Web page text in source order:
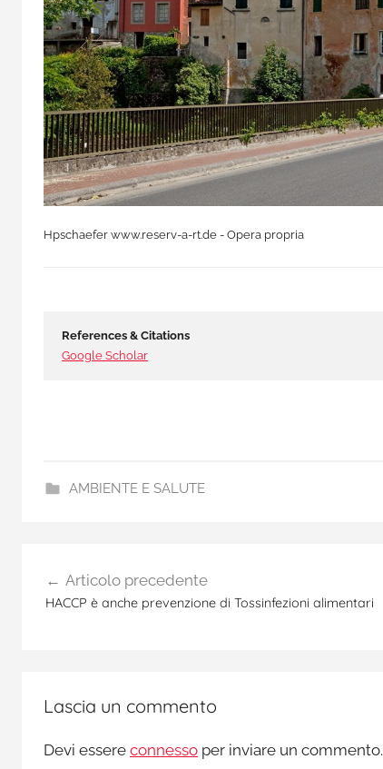
Hpschaefer www.reserv-a-rt.de - Opera propria
References & Citations
Google Scholar
AMBIENTE E SALUTE
d
o
r
o
articoli
Articolo precedente
HACCP è anche prevenzione di Tossinfezioni alimentari
Lascia un commento
Devi essere connesso per inviare un commento.